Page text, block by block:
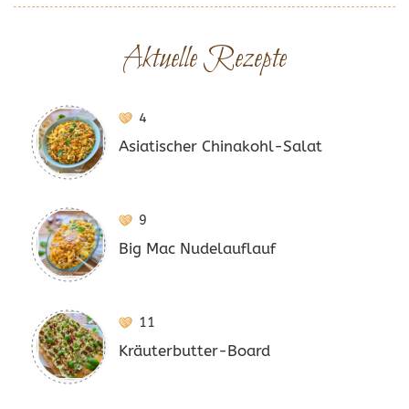
Aktuelle Rezepte
4
Asiatischer Chinakohl-Salat
9
Big Mac Nudelauflauf
11
Kräuterbutter-Board